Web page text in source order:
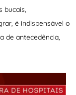
bucais,
é indispensável o
de antecedência,